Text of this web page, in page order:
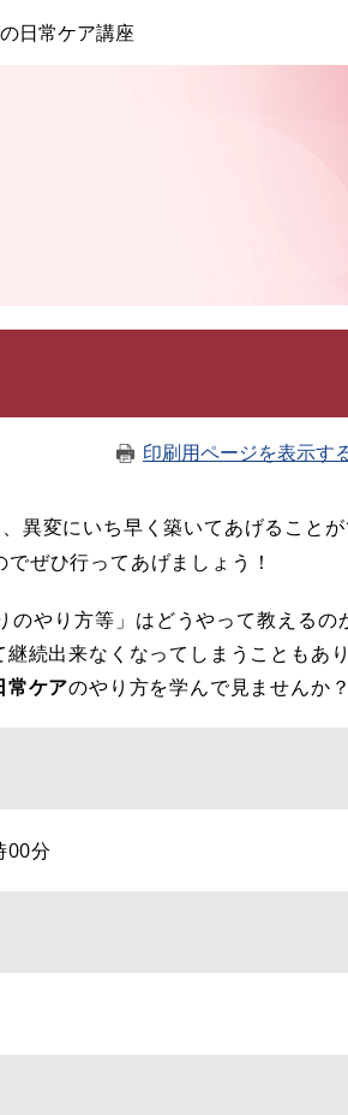
日常ケア講座
印刷用ページを表示す
異変にいち早く築いてあげることが
でぜひ行ってあげましょう！
やり方等」はどうやって教えるの
続出来なくなってしまうこともあり
常ケアのやり方を学んで見ませんか？
00分